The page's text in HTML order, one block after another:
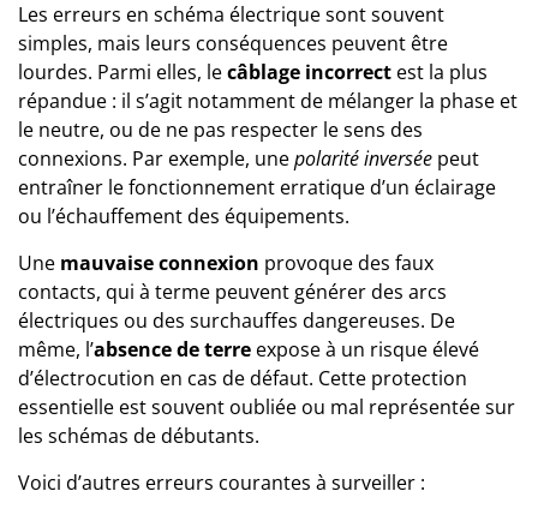
Les erreurs en schéma électrique sont souvent
simples, mais leurs conséquences peuvent être
lourdes. Parmi elles, lecâblage incorrect est la plus
répandue : il s’agit notamment de mélanger la phase et
le neutre, ou de ne pas respecter le sens des
connexions. Par exemple, unepolarité inversée peut
entraîner le fonctionnement erratique d’un éclairage
ou l’échauffement des équipements.
Une mauvaise connexion provoque des faux
contacts, qui à terme peuvent générer des arcs
électriques ou des surchauffes dangereuses. De
même, l’absence de terre expose à un risque élevé
d’électrocution en cas de défaut. Cette protection
essentielle est souvent oubliée ou mal représentée sur
les schémas de débutants.
Voici d’autres erreurs courantes à surveiller :